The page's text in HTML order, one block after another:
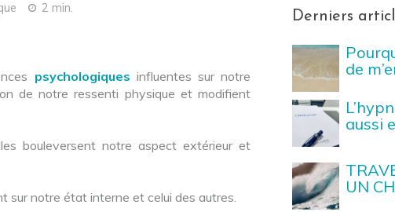
2 min.
psychologiques influentes sur notre
de notre ressenti physique et modifient
bouleversent notre aspect extérieur et
sur notre état interne et celui des autres.
Derniers
de
aussi
lancer
UN